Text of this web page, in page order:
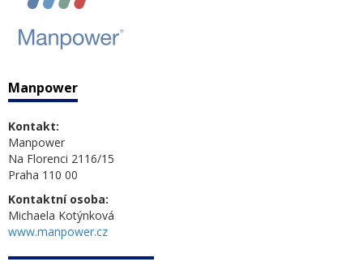
Manpower
Kontakt:
Manpower
Na Florenci 2116/15
Praha 110 00
Kontaktní osoba:
Michaela Kotýnková
www.manpower.cz